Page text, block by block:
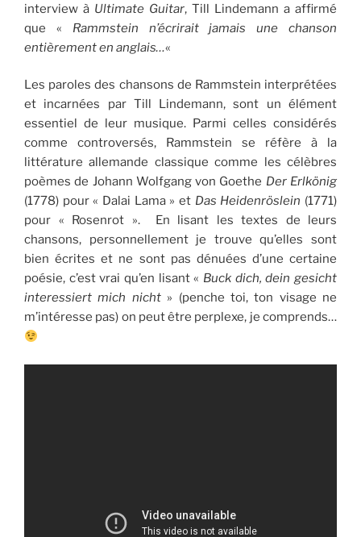
interview à Ultimate Guitar, Till Lindemann a affirmé
que « Rammstein n’écrirait jamais une chanson
entièrement en anglais…«
Les paroles des chansons de Rammstein interprétées
et incarnées par Till Lindemann, sont un élément
essentiel de leur musique. Parmi celles considérés
comme controversés, Rammstein se réfère à la
littérature allemande classique comme les célèbres
poèmes de Johann Wolfgang von Goethe Der Erlkönig
(1778) pour « Dalai Lama » et Das Heidenröslein (1771)
pour « Rosenrot ». En lisant les textes de leurs
chansons, personnellement je trouve qu’elles sont
bien écrites et ne sont pas dénuées d’une certaine
poésie, c’est vrai qu’en lisant « Buck dich, dein gesicht
interessiert mich nicht» (penche toi, ton visage ne
m’intéresse pas) on peut être perplexe, je comprends…